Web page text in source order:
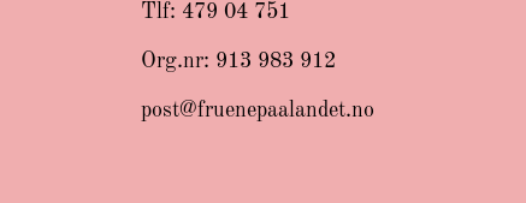
Tlf: 479 04 751
Org.nr: 913 983 912
post@fruenepaalandet.no